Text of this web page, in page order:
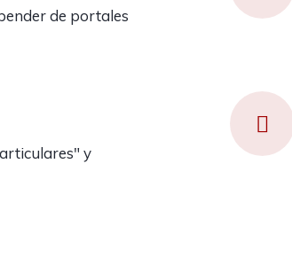
de portales
y